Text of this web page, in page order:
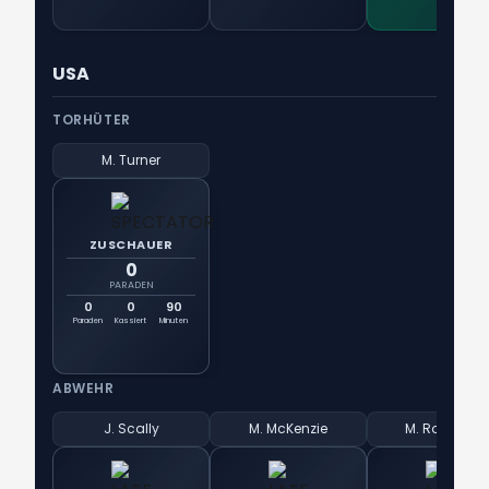
USA
TORHÜTER
M. Turner
ZUSCHAUER
0
PARADEN
0
Paraden
0
Kassiert
90
Minuten
ABWEHR
J. Scally M. McKenzie M. Robinson